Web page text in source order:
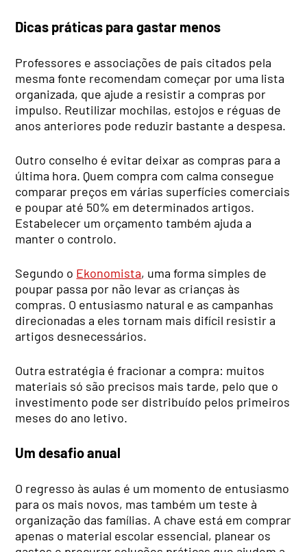
Dicas práticas para gastar menos
Professores e associações de pais citados pela
mesma fonte recomendam começar por uma lista
organizada, que ajude a resistir a compras por
impulso. Reutilizar mochilas, estojos e réguas de
anos anteriores pode reduzir bastante a despesa.
Outro conselho é evitar deixar as compras para a
última hora. Quem compra com calma consegue
comparar preços em várias superfícies comerciais
e poupar até 50% em determinados artigos.
Estabelecer um orçamento também ajuda a
manter o controlo.
Segundo o Ekonomista, uma forma simples de
poupar passa por não levar as crianças às
compras. O entusiasmo natural e as campanhas
direcionadas a eles tornam mais difícil resistir a
artigos desnecessários.
Outra estratégia é fracionar a compra: muitos
materiais só são precisos mais tarde, pelo que o
investimento pode ser distribuído pelos primeiros
meses do ano letivo.
Um desafio anual
O regresso às aulas é um momento de entusiasmo
para os mais novos, mas também um teste à
organização das famílias. A chave está em comprar
apenas o material escolar essencial, planear os